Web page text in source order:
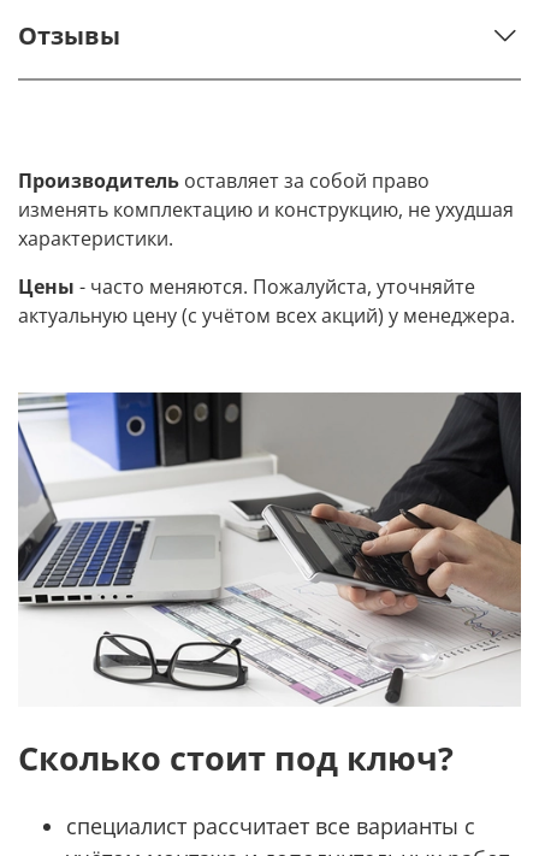
Отзывы
Производитель оставляет за собой право
изменять комплектацию и конструкцию, не ухудшая
характеристики.
Цены - часто меняются. Пожалуйста, уточняйте
актуальную цену (с учётом всех акций) у менеджера.
Сколько стоит под ключ?
специалист рассчитает все варианты с